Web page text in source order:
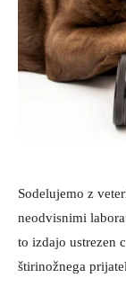
Sodelujemo z
neodvisnimi
to izdajo ustrezen
štirinožnega